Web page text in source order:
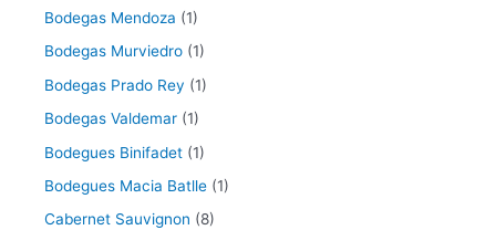
Bodegas Mendoza (1)
Bodegas Murviedro (1)
Bodegas Prado Rey (1)
Bodegas Valdemar (1)
Bodegues Binifadet (1)
Bodegues Macia Batlle (1)
Cabernet Sauvignon (8)